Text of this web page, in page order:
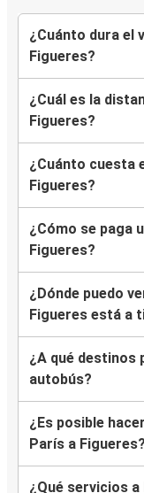
¿Cuánto dura el
Figueres?
¿Cuál es la
Figueres?
¿Cuánto cuesta
Figueres?
¿Cómo se paga
Figueres?
¿Dónde puedo
Figueres está a
¿A qué destinos
autobús?
¿Es posible
París a Figueres?
¿Qué servicios